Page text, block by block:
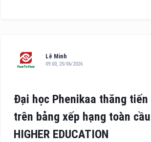
Lê Minh
09:00, 25/06/2026
Đại học Phenikaa thăng
trên bảng xếp hạng toàn
HIGHER EDUCATION